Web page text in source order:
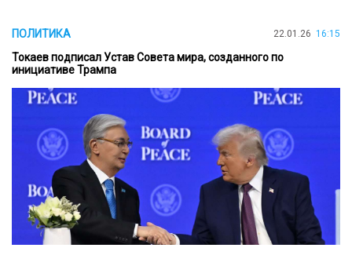
ПОЛИТИКА 22.01.26 16:15
Токаев подписал Устав Совета мира, созданного по
инициативе Трампа